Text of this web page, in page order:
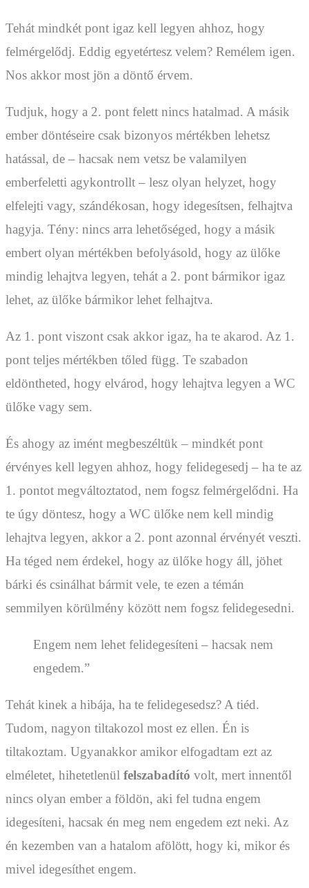
Tehát mindkét pont igaz kell legyen ahhoz, hogy
felmérgelődj. Eddig egyetértesz velem? Remélem igen.
Nos akkor most jön a döntő érvem.
Tudjuk, hogy a 2. pont felett nincs hatalmad. A másik
ember döntéseire csak bizonyos mértékben lehetsz
hatással, de – hacsak nem vetsz be valamilyen
emberfeletti agykontrollt – lesz olyan helyzet, hogy
elfelejti vagy, szándékosan, hogy idegesítsen, felhajtva
hagyja. Tény: nincs arra lehetőséged, hogy a másik
embert olyan mértékben befolyásold, hogy az ülőke
mindig lehajtva legyen, tehát a 2. pont bármikor igaz
lehet, az ülőke bármikor lehet felhajtva.
Az 1. pont viszont csak akkor igaz, ha te akarod. Az 1.
pont teljes mértékben tőled függ. Te szabadon
eldöntheted, hogy elvárod, hogy lehajtva legyen a WC
ülőke vagy sem.
És ahogy az imént megbeszéltük – mindkét pont
érvényes kell legyen ahhoz, hogy felidegesedj – ha te az
1. pontot megváltoztatod, nem fogsz felmérgelődni. Ha
te úgy döntesz, hogy a WC ülőke nem kell mindig
lehajtva legyen, akkor a 2. pont azonnal érvényét veszti.
Ha téged nem érdekel, hogy az ülőke hogy áll, jöhet
bárki és csinálhat bármit vele, te ezen a témán
semmilyen körülmény között nem fogsz felidegesedni.
Engem nem lehet felidegesíteni – hacsak nem
engedem.”
Tehát kinek a hibája, ha te felidegesedsz? A tiéd.
Tudom, nagyon tiltakozol most ez ellen. Én is
tiltakoztam. Ugyanakkor amikor elfogadtam ezt az
elméletet, hihetetlenül felszabadító volt, mert innentől
nincs olyan ember a földön, aki fel tudna engem
idegesíteni, hacsak én meg nem engedem ezt neki. Az
én kezemben van a hatalom afölött, hogy ki, mikor és
mivel idegesíthet engem.